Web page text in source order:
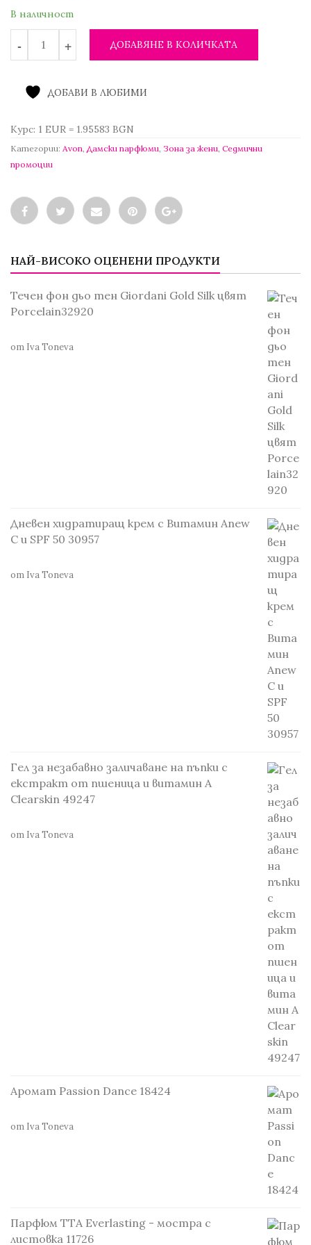
0.50 €
0.98 лв..
В наличност
ДОБАВЯНЕ В КОЛИЧКАТА
ДОБАВИ В ЛЮБИМИ
Курс: 1 EUR = 1.95583 BGN
Категории: Avon Дамски парфюми Зона за жени Седмични
промоции
НАЙ-ВИСОКО ОЦЕНЕНИ ПРОДУКТИ
Течен фон дьо тен Giordani Gold Silk цвят
Porcelain32920
от Iva Toneva
Дневен хидратиращ крем с Витамин Anew
С и SPF 50 30957
от Iva Toneva
Гел за незабавно заличаване на пъпки с
екстракт от пшеница и витамин А
Clearskin 49247
от Iva Toneva
Аромат Passion Dance 18424
от Iva Toneva
Парфюм TTA Everlasting - мостра с
листовка 11726